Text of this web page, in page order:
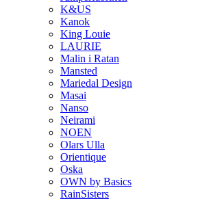
K&US
Kanok
King Louie
LAURIE
Malin i Ratan
Mansted
Mariedal Design
Masai
Nanso
Neirami
NOEN
Olars Ulla
Orientique
Oska
OWN by Basics
RainSisters